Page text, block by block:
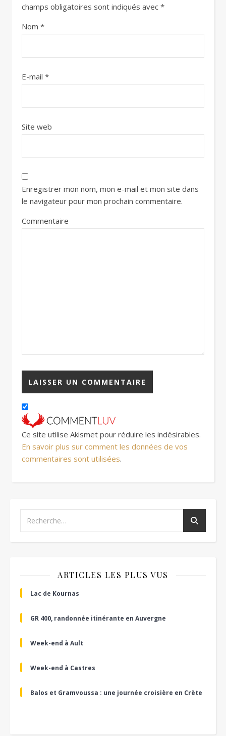
champs obligatoires sont indiqués avec *
Nom *
E-mail *
Site web
Enregistrer mon nom, mon e-mail et mon site dans
le navigateur pour mon prochain commentaire.
Commentaire
Ce site utilise Akismet pour réduire les indésirables.
En savoir plus sur comment les données de vos
commentaires sont utilisées.
ARTICLES LES PLUS VUS
Lac de Kournas
GR 400, randonnée itinérante en Auvergne
Week-end à Ault
Week-end à Castres
Balos et Gramvoussa : une journée croisière en Crète